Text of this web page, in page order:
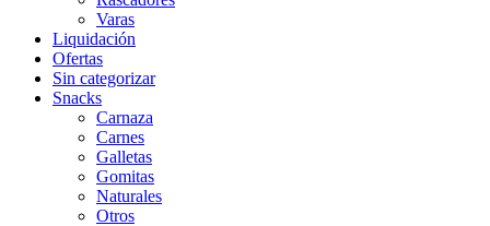
Varas
Liquidación
Ofertas
Sin categorizar
Snacks
Carnaza
Carnes
Galletas
Gomitas
Naturales
Otros